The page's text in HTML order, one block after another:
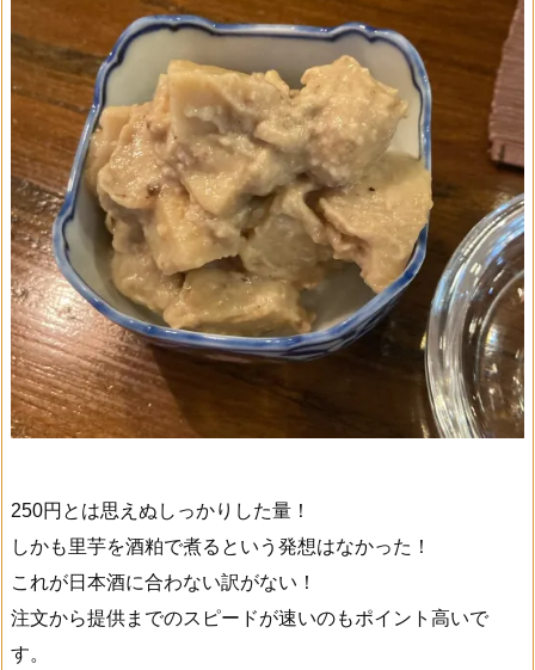
250円とは思えぬしっかりした量！
しかも里芋を酒粕で煮るという発想はなかった！
これが日本酒に合わない訳がない！
注文から提供までのスピードが速いのもポイント高いで
す。